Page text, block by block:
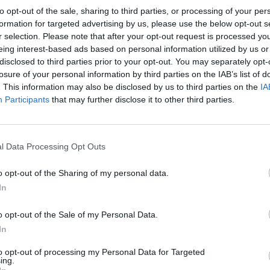
opt-out of the sale, sharing to third parties, or processing of your
for targeted advertising by us, please use the below opt-out
selection. Please note that after your opt-out request is processed
interest-based ads based on personal information utilized by us
to third parties prior to your opt-out. You may separately
of your personal information by third parties on the IAB’s list of
This information may also be disclosed by us to third parties on the
Participants that may further disclose it to other third parties.
Data Processing Opt Outs
opt-out of the Sharing of my personal data.
opt-out of the Sale of my Personal Data.
opt-out of processing my Personal Data for Targeted
de nouveaux cas de cancers du foie. Pourtant, ce
de risque sont bien connus. Quels sont ces facteurs
cancer du foie dans le monde en 2020. 830.200 sont
international de recherche sur le cancer (CIRC) basé
, s’inquiètent-ils. En effet, selon leur étude parue
personnes
1.3k
1.3k
4
de